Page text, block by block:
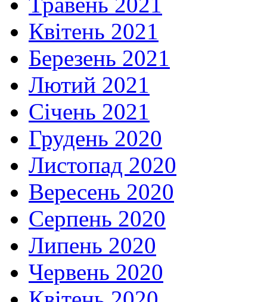
Квітень 2021
Березень 2021
Лютий 2021
Січень 2021
Грудень 2020
Листопад 2020
Вересень 2020
Серпень 2020
Липень 2020
Червень 2020